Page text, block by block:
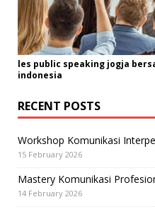
les public speaking jogja
indonesia
RECENT POSTS
Workshop Komunikasi
15 February 2026
Mastery Komunikasi
14 February 2026